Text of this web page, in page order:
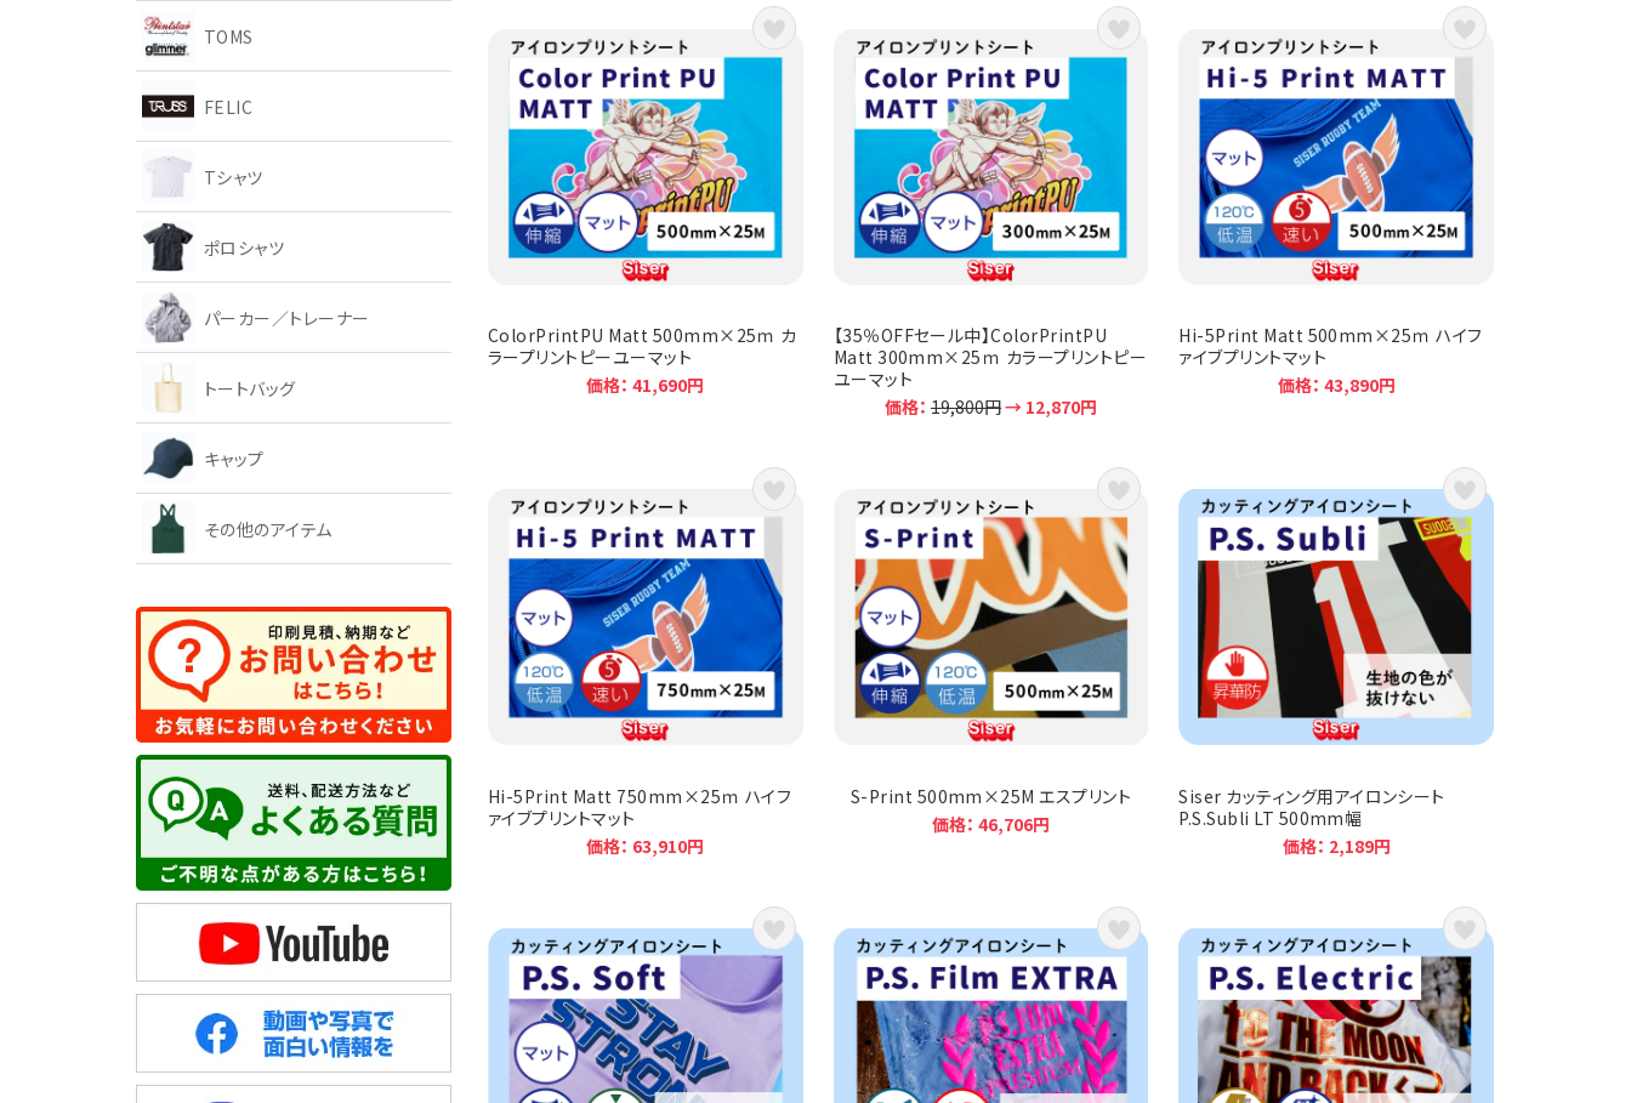
ColorPrintPU Matt 500mm×25ｍ カ
ラープリントピーユーマット
価格： 41,690円
【35％OFFセール中】ColorPrintPU
Matt 300mm×25ｍ カラープリントピー
ユーマット
価格： 19,800円→ 12,870円
Hi-5Print Matt 500mm×25ｍ ハイフ
ァイブプリントマット
価格： 43,890円
Hi-5Print Matt 750mm×25ｍ ハイフ
ァイブプリントマット
価格： 63,910円
S-Print 500mm×25M エスプリント
価格： 46,706円
Siser カッティング用アイロンシート
P.S.Subli LT 500mm幅
価格： 2,189円
TOMS
FELIC
Tシャツ
ポロシャツ
パーカー／トレーナー
トートバッグ
キャップ
その他のアイテム